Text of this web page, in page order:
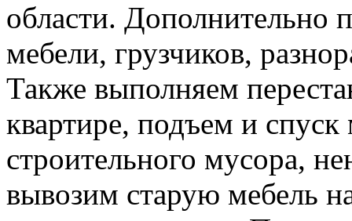
области. Дополнительно
мебели, грузчиков,
Также выполняем
квартире, подъем и спуск
строительного мусора,
вывозим старую мебель